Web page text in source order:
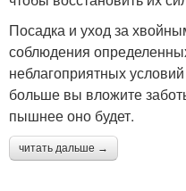
Посадка и уход за
соблюдения
неблагоприятных
больше вы вложите
пышнее оно будет.
читать дальше →